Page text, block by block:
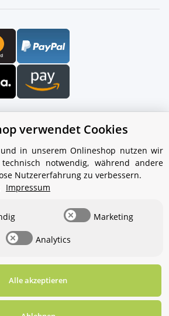
zum
willkommen
Wie darf ich
sein?
verwendet Cookies
in unserem Onlineshop nutzen wir
notwendig, während andere
Nutzererfahrung zu verbessern.
Impressum
Marketing
Analytics
Alle akzeptieren